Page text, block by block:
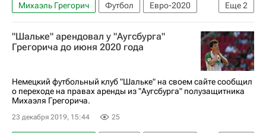
Еще2
Михаэль Грегорич Футбол
Евро-2020
Австрия
Северная Македония
"Шальке" арендовал у "Аугсбурга"
Грегорича до июня 2020 года
Немецкий футбольный клуб "Шальке" на своем сайте сообщил
о переходе на правах аренды из "Аугсбурга" полузащитника
Михаэля Грегорича.
23 декабря 2019, 15:44 25